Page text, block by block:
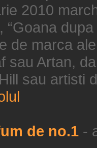
2010
“Goana
de marca
sau Artan,
sau artisti
de no.1 -